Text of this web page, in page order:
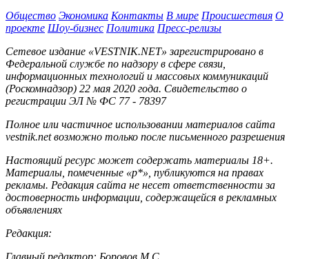
Общество Экономика Контакты В мире Происшествия О
проекте Шоу-бизнес Политика Пресс-релизы
Сетевое издание «VESTNIK.NET» зарегистрировано в
Федеральной службе по надзору в сфере связи,
информационных технологий и массовых коммуникаций
(Роскомнадзор) 22 мая 2020 года. Свидетельство о
регистрации ЭЛ № ФС 77 - 78397
Полное или частичное использовании материалов сайта
vestnik.net возможно только после письменного разрешения
Настоящий ресурс может содержать материалы 18+.
Материалы, помеченные «р*», публикуются на правах
рекламы. Редакция сайта не несет ответственности за
достоверность информации, содержащейся в рекламных
объявлениях
Редакция:
Главный редактор: Боровов М.С.